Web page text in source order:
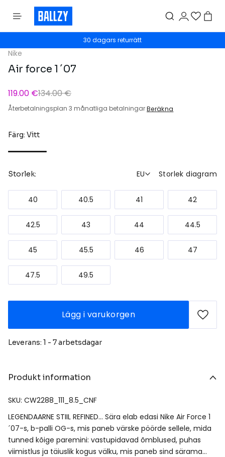
30 dagars returrätt
Nike
Air force 1 ´07
119.00 €134.00 €
Återbetalningsplan 3 månatliga betalningarBeräkna
Färg: Vitt
Storlek: EU Storlek diagram
40 40.5 41 42
42.5 43 44 44.5
45 45.5 46 47
47.5 49.5
Lägg i varukorgen
Leverans: 1 - 7 arbetsdagar
Produkt information
SKU: CW2288_111_8.5_CNF
LEGENDAARNE STIIL REFINED… Sära elab edasi Nike Air Force 1
´07-s, b-palli OG-s, mis paneb värske pöörde sellele, mida
tunned kõige paremini: vastupidavad õmblused, puhas
viimistlus ja täiuslik kogus välku, mis paneb sind särama…